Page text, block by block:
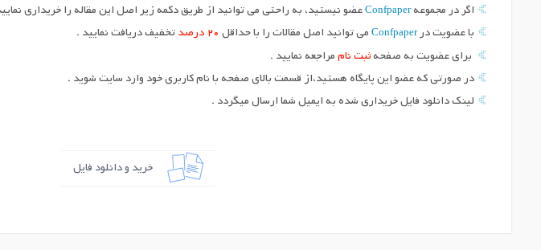
اگر در مجموعهConfpaper عضو نیستید، به راحتی می توانید از طریق دکمه زیر اصل این مقاله را خریداری
با عضویت درConfpaper می توانید اصل مقالات را با حداقل 20 درصد تخفیف دریافت نمایید .
برای عضویت به صفحه ثبت نام مراجعه نمایید .
در صورتی که عضو این پایگاه هستید،از قسمت بالای صفحه با نام کاربری خود وارد سایت شوید .
لینک دانلود فایل خریداری شده به ایمیل شما ارسال میگردد .
خرید و دانلود فایل